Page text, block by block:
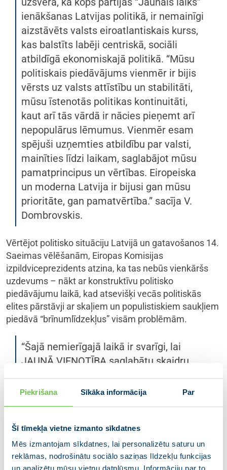
Piekrišana Sīkāka informācija Par
Šī tīmekļa vietne izmanto sīkdatnes
Mēs izmantojam sīkdatnes, lai personalizētu saturu un
reklāmas, nodrošinātu sociālo saziņas līdzekļu funkcijas
un analizētu mūsu vietņu datplūsmu. Informāciju par to,
ienākšanas Latvijas politikā, ir nemainīgi
aizstāvēts valsts eiroatlantiskais kurss,
kas balstīts labēji centriskā, sociāli
atbildīgā ekonomiskajā politikā. “Mūsu
politiskais piedāvājums vienmēr ir bijis
vērsts uz valsts attīstību un stabilitāti,
mūsu īstenotās politikas kontinuitāti,
kaut arī tās vārdā ir nācies pieņemt arī
nepopulārus lēmumus. Vienmēr esam
spējuši uzņemties atbildību par valsti,
mainīties līdzi laikam, saglabājot mūsu
pamatprincipus un vērtības. Eiropeiska
un moderna Latvija ir bijusi gan mūsu
prioritāte, gan pamatvērtība.” sacīja V.
Dombrovskis.
Vērtējot politisko situāciju Latvijā un gatavošanos 14.
Saeimas vēlēšanām, Eiropas Komisijas
izpildviceprezidents atzina, ka tas nebūs vienkāršs
uzdevums – nākt ar konstruktīvu politisko
piedāvājumu laikā, kad atsevišķi vecās politiskās
elites pārstāvji ar skaļiem un populistiskiem saukļiem
piedāvā “brīnumlīdzekļus” visām problēmām.
“Šajā nemierīgajā laikā ir svarīgi, lai
JAUNĀ VIENOTĪBA saglabātu skaidru
attīstību. Īstenotu atbildīgu politiku –
gan runājot par pandēmijas
sanitārajiem pasākumiem, gan par
fiskālo un makroekonomisko politiku.
Nesteigtos ar it kā viegliem un